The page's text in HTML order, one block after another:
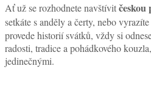
Ať už se rozhodnete navštívitčeskou
setkáte s anděly a čerty, nebo
provede historií svátků, vždy si
radosti, tradice a pohádkového
jedinečnými.